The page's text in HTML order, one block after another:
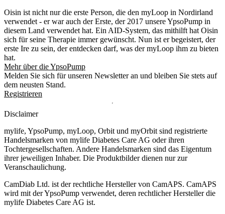
Oisin ist nicht nur die erste Person, die den myLoop in Nordirland
verwendet - er war auch der Erste, der 2017 unsere YpsoPump in
diesem Land verwendet hat. Ein AID-System, das mithilft hat Oisin
sich für seine Therapie immer gewünscht. Nun ist er begeistert, der
erste Ire zu sein, der entdecken darf, was der myLoop ihm zu bieten
hat.
Mehr über die YpsoPump
Melden Sie sich für unseren Newsletter an und bleiben Sie stets auf
dem neusten Stand.
Registrieren
Disclaimer
mylife, YpsoPump, myLoop, Orbit und myOrbit sind registrierte
Handelsmarken von mylife Diabetes Care AG oder ihren
Tochtergesellschaften. Andere Handelsmarken sind das Eigentum
ihrer jeweiligen Inhaber. Die Produktbilder dienen nur zur
Veranschaulichung.
CamDiab Ltd. ist der rechtliche Hersteller von CamAPS. CamAPS
wird mit der YpsoPump verwendet, deren rechtlicher Hersteller die
mylife Diabetes Care AG ist.